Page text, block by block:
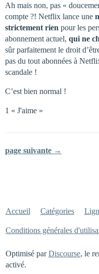
Ah mais non, pas «
compte ?! Netflix lance une
strictement rien pour les
abonnement actuel, qui ne
sûr parfaitement le droit
pas du tout abonnées à
scandale !
C’est bien normal !
1 « J'aime »
page suivante →
Accueil Catégories
Conditions générales
Optimisé parDiscourse, le
activé.